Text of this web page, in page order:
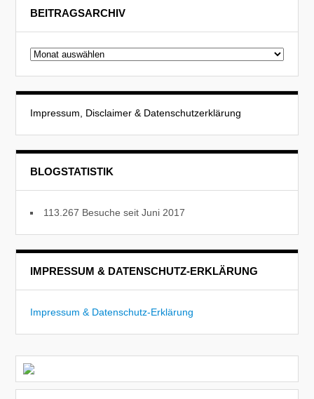
BEITRAGSARCHIV
Beitragsarchiv
Impressum, Disclaimer & Datenschutzerklärung
BLOGSTATISTIK
113.267 Besuche seit Juni 2017
IMPRESSUM & DATENSCHUTZ-ERKLÄRUNG
Impressum & Datenschutz-Erklärung